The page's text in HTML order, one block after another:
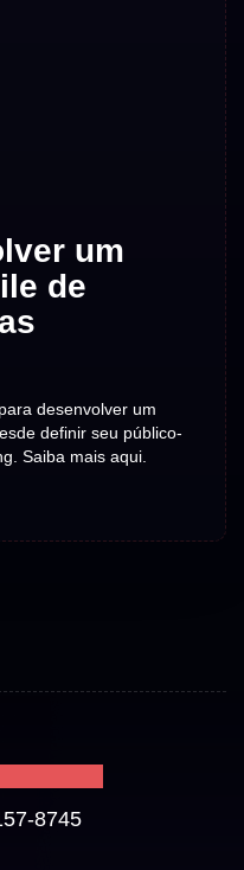
um
de
desenvolver um
definir seu público-
Saiba mais aqui.
8745